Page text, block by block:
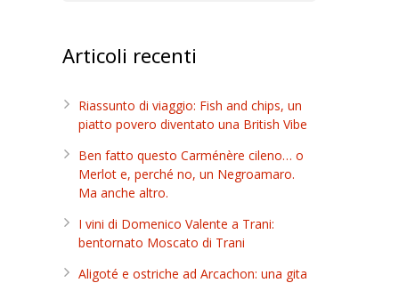
Articoli recenti
Riassunto di viaggio: Fish and chips, un
piatto povero diventato una British Vibe
Ben fatto questo Carménère cileno… o
Merlot e, perché no, un Negroamaro.
Ma anche altro.
I vini di Domenico Valente a Trani:
bentornato Moscato di Trani
Aligoté e ostriche ad Arcachon: una gita